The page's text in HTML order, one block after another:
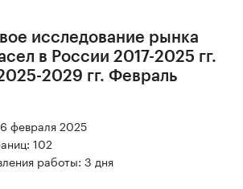
исследование рынка
в России 2017-2025 гг.
2029 гг. Февраль
февраля 2025
102
работы: 3 дня